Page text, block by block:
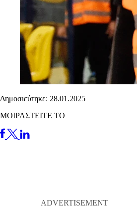
Δημοσιεύτηκε: 28.01.2025
ΜΟΙΡΑΣΤΕΙΤΕ ΤΟ